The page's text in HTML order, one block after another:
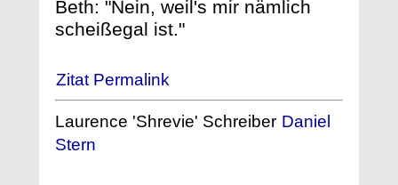
Beth: "Nein, weil's mir nämlich
scheißegal ist."
Zitat Permalink
Laurence 'Shrevie' Schreiber Daniel
Stern